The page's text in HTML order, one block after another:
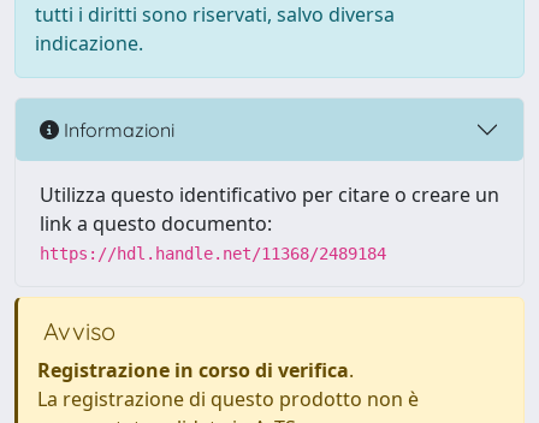
tutti i diritti sono riservati, salvo diversa
indicazione.
Informazioni
Utilizza questo identificativo per citare o creare un
link a questo documento:
https://hdl.handle.net/11368/2489184
Avviso
Registrazione in corso di verifica.
La registrazione di questo prodotto non è